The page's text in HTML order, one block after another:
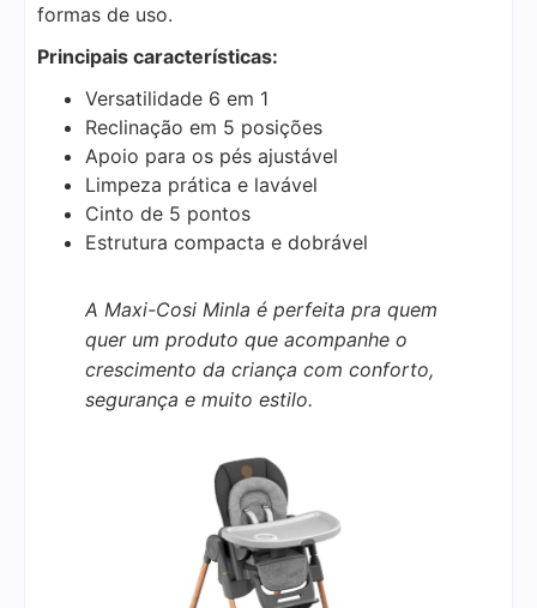
formas de uso.
Principais características:
Versatilidade 6 em 1
Reclinação em 5 posições
Apoio para os pés ajustável
Limpeza prática e lavável
Cinto de 5 pontos
Estrutura compacta e dobrável
A Maxi-Cosi Minla é perfeita pra quem
quer um produto que acompanhe o
crescimento da criança com conforto,
segurança e muito estilo.